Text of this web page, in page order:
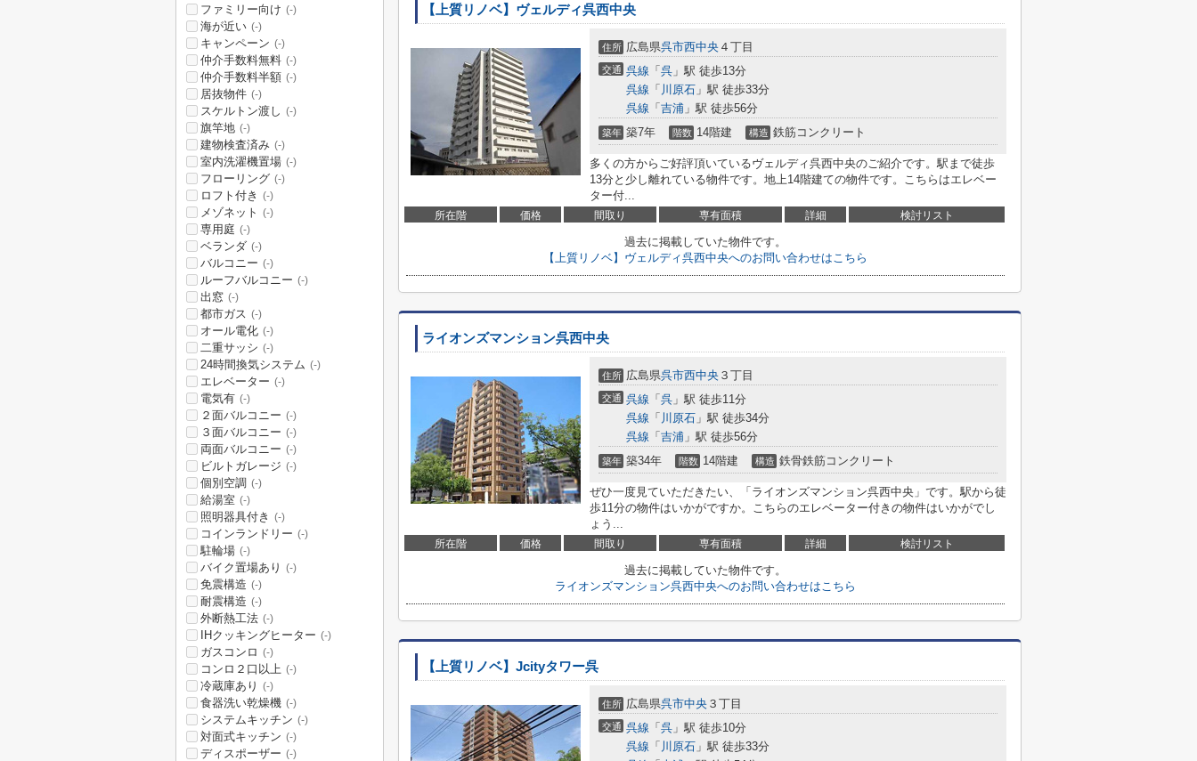
【上質リノベ】ヴェルディ呉西中央
住所 広島県呉市西中央 ４丁目
交通 呉線 「 呉 」駅 徒歩13分
呉線 「 川原石 」駅 徒歩33分
呉線 「 吉浦 」駅 徒歩56分
築年 築7年 階数 14階建 構造 鉄筋コンクリート
多くの方からご好評頂いているヴェルディ呉西中央のご紹介です。駅まで徒歩
13分と少し離れている物件です。地上14階建ての物件です。こちらはエレベー
ター付...
所在階 価格 間取り 専有面積 詳細 検討リスト
過去に掲載していた物件です。
【上質リノベ】ヴェルディ呉西中央へのお問い合わせはこちら
ライオンズマンション呉西中央
住所 広島県呉市西中央 ３丁目
交通 呉線 「 呉 」駅 徒歩11分
呉線 「 川原石 」駅 徒歩34分
呉線 「 吉浦 」駅 徒歩56分
築年 築34年 階数 14階建 構造 鉄骨鉄筋コンクリート
ぜひ一度見ていただきたい、「ライオンズマンション呉西中央」です。駅から徒
歩11分の物件はいかがですか。こちらのエレベーター付きの物件はいかがでし
ょう...
所在階 価格 間取り 専有面積 詳細 検討リスト
過去に掲載していた物件です。
ライオンズマンション呉西中央へのお問い合わせはこちら
【上質リノベ】Jcityタワー呉
住所 広島県呉市中央 ３丁目
交通 呉線 「 呉 」駅 徒歩10分
呉線 「 川原石 」駅 徒歩33分
ファミリー向け (-)
海が近い (-)
キャンペーン (-)
仲介手数料無料 (-)
仲介手数料半額 (-)
居抜物件 (-)
スケルトン渡し (-)
旗竿地 (-)
建物検査済み (-)
室内洗濯機置場 (-)
フローリング (-)
ロフト付き (-)
メゾネット (-)
専用庭 (-)
ベランダ (-)
バルコニー (-)
ルーフバルコニー (-)
出窓 (-)
都市ガス (-)
オール電化 (-)
二重サッシ (-)
24時間換気システム (-)
エレベーター (-)
電気有 (-)
２面バルコニー (-)
３面バルコニー (-)
両面バルコニー (-)
ビルトガレージ (-)
個別空調 (-)
給湯室 (-)
照明器具付き (-)
コインランドリー (-)
駐輪場 (-)
バイク置場あり (-)
免震構造 (-)
耐震構造 (-)
外断熱工法 (-)
IHクッキングヒーター (-)
ガスコンロ (-)
コンロ２口以上 (-)
冷蔵庫あり (-)
食器洗い乾燥機 (-)
システムキッチン (-)
対面式キッチン (-)
ディスポーザー (-)